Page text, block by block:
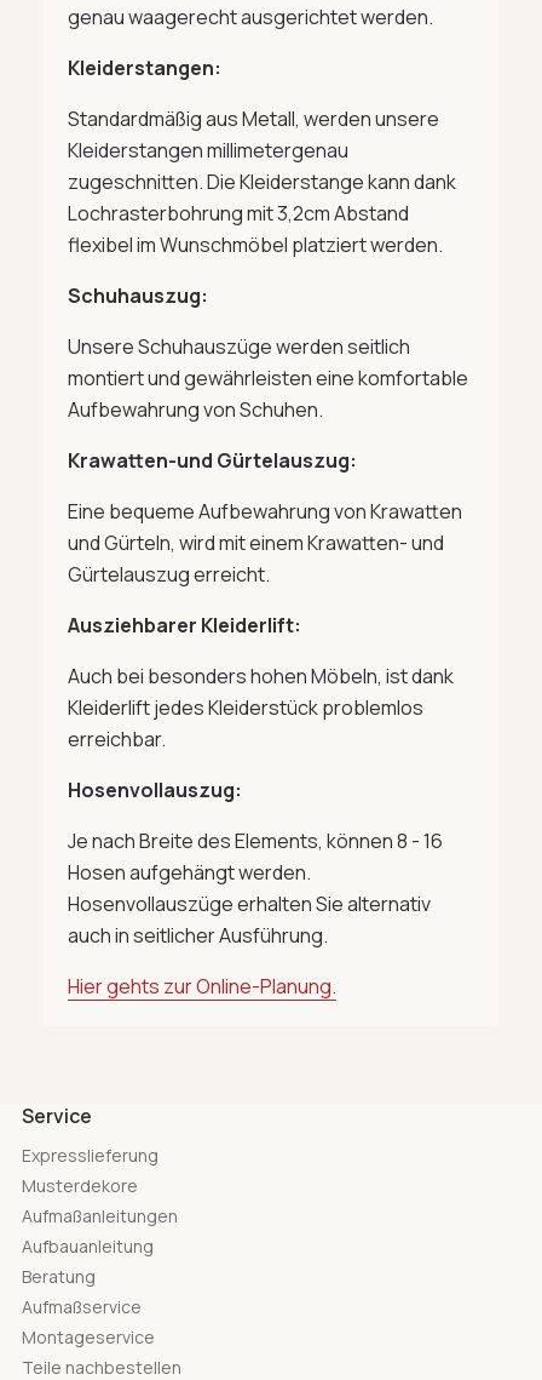
genau waagerecht ausgerichtet werden.
Kleiderstangen:
Standardmäßig aus Metall, werden unsere
Kleiderstangen millimetergenau
zugeschnitten. Die Kleiderstange kann dank
Lochrasterbohrung mit 3,2cm Abstand
flexibel im Wunschmöbel platziert werden.
Schuhauszug:
Unsere Schuhauszüge werden seitlich
montiert und gewährleisten eine komfortable
Aufbewahrung von Schuhen.
Krawatten-und Gürtelauszug:
Eine bequeme Aufbewahrung von Krawatten
und Gürteln, wird mit einem Krawatten- und
Gürtelauszug erreicht.
Ausziehbarer Kleiderlift:
Auch bei besonders hohen Möbeln, ist dank
Kleiderlift jedes Kleiderstück problemlos
erreichbar.
Hosenvollauszug:
Je nach Breite des Elements, können 8 - 16
Hosen aufgehängt werden.
Hosenvollauszüge erhalten Sie alternativ
auch in seitlicher Ausführung.
Hier gehts zur Online-Planung.
Service
Expresslieferung
Musterdekore
Aufmaßanleitungen
Aufbauanleitung
Beratung
Aufmaßservice
Montageservice
Teile nachbestellen